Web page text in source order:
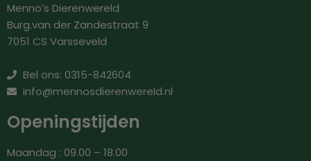
Menno’s Dierenwereld
Burg.van der Zandestraat 9
7051 CS Varsseveld
Bel ons: 0315-842604
info@mennosdierenwereld.nl
Openingstijden
Maandag : 09.00 – 18.00